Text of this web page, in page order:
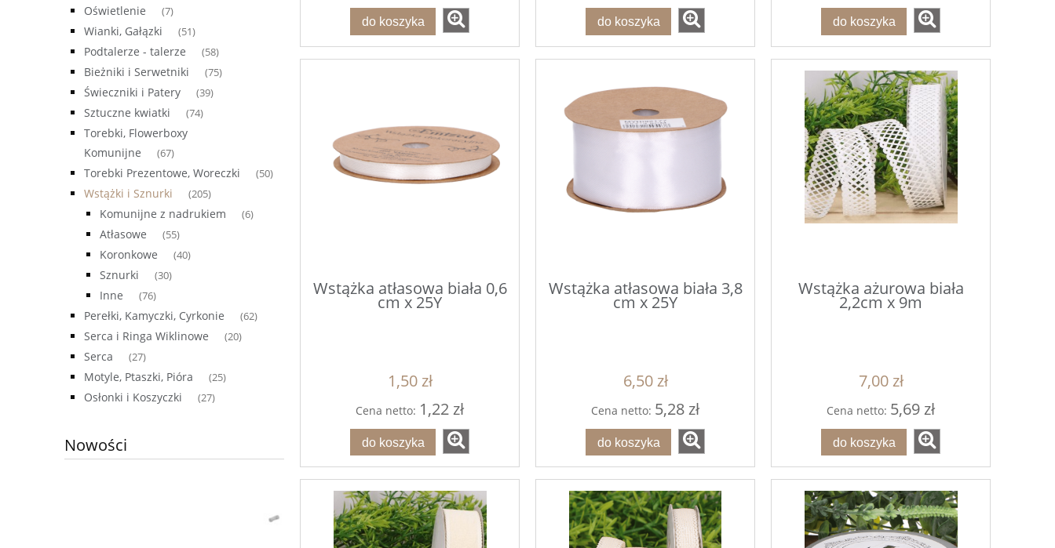
Oświetlenie (7)
Wianki, Gałązki (51)
Podtalerze - talerze (58)
Bieżniki i Serwetniki (75)
Świeczniki i Patery (39)
Sztuczne kwiatki (74)
Torebki, Flowerboxy
Komunijne
(67)
Torebki Prezentowe, Woreczki (50)
Wstążki i Sznurki (205)
Komunijne z nadrukiem (6)
Atłasowe (55)
Koronkowe (40)
Sznurki (30)
Inne (76)
Perełki, Kamyczki, Cyrkonie (62)
Serca i Ringa Wiklinowe (20)
Serca (27)
Motyle, Ptaszki, Pióra (25)
Osłonki i Koszyczki (27)
Nowości
do koszyka do koszyka do koszyka
Wstążka atłasowa biała 0,6
cm x 25Y
1,50 zł
Cena netto: 1,22 zł
do koszyka
Wstążka atłasowa biała 3,8
cm x 25Y
6,50 zł
Cena netto: 5,28 zł
do koszyka
Wstążka ażurowa biała
2,2cm x 9m
7,00 zł
Cena netto: 5,69 zł
do koszyka